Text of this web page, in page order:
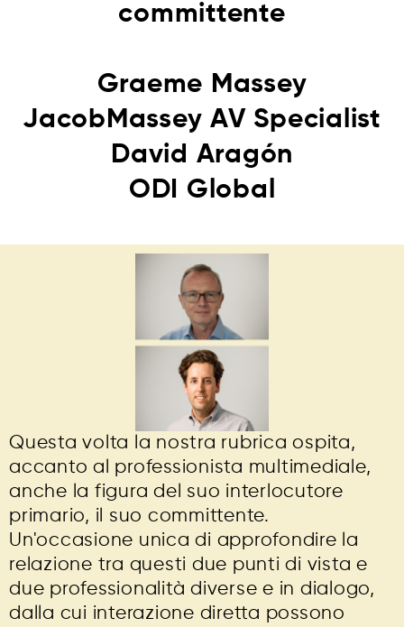
committente
Graeme Massey
JacobMassey AV Specialist
David Aragón
ODI Global
Questa volta la nostra rubrica ospita,
accanto al professionista multimediale,
anche la figura del suo interlocutore
primario, il suo committente.
Un'occasione unica di approfondire la
relazione tra questi due punti di vista e
due professionalità diverse e in dialogo,
dalla cui interazione diretta possono